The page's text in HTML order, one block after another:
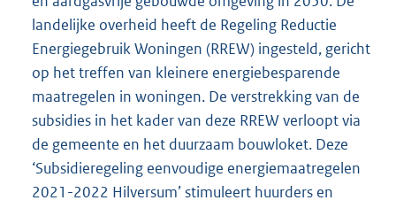
landelijke overheid heeft de Regeling Reductie
Energiegebruik Woningen (RREW) ingesteld, gericht
op het treffen van kleinere energiebesparende
maatregelen in woningen. De verstrekking van de
subsidies in het kader van deze RREW verloopt via
de gemeente en het duurzaam bouwloket. Deze
‘Subsidieregeling eenvoudige energiemaatregelen
2021-2022 Hilversum’ stimuleert huurders en